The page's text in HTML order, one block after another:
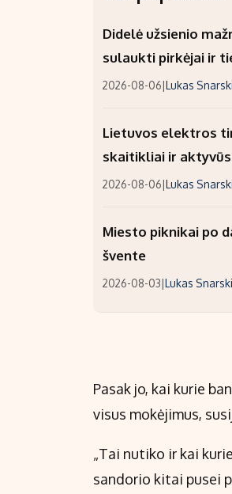
Didelė užsienio
sulaukti pirkėjai ir
2026-08-06|Lukas
Lietuvos elektros
skaitikliai ir
2026-08-06|Lukas
Miesto piknikai po
švente
2026-08-03|Lukas
Pasak jo, kai kurie
visus mokėjimus,
„Tai nutiko ir kai
sandorio kitai pusei